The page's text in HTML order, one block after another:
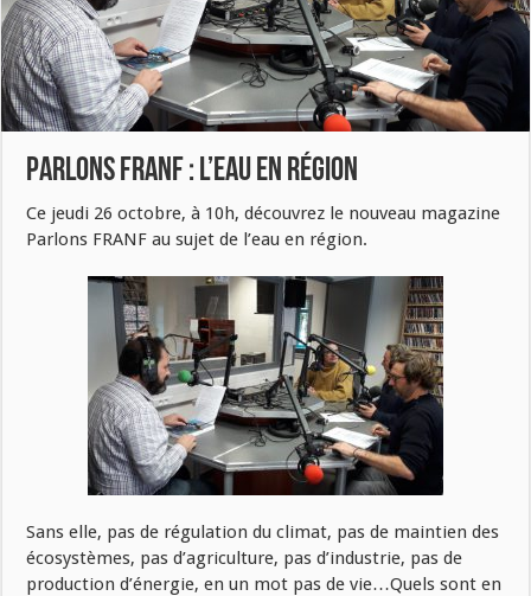
Parlons FRANF : L’eau en région
Ce jeudi 26 octobre, à 10h, découvrez le nouveau magazine
Parlons FRANF au sujet de l’eau en région.
Sans elle, pas de régulation du climat, pas de maintien des
écosystèmes, pas d’agriculture, pas d’industrie, pas de
production d’énergie, en un mot pas de vie…Quels sont en